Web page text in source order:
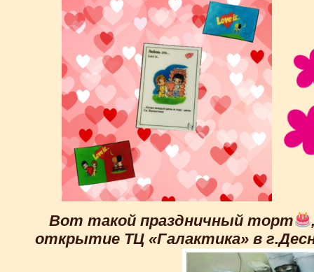
Вот такой праздничный торт
открытие ТЦ «Галактика» в